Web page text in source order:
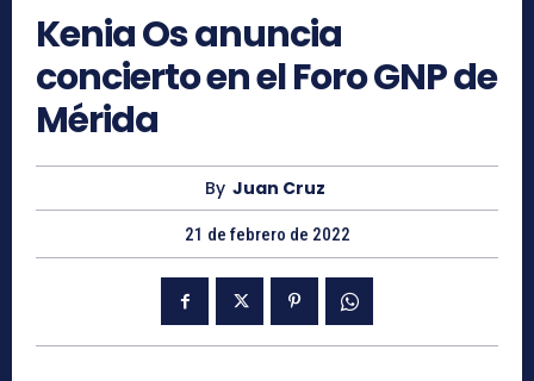
Kenia Os anuncia
concierto en el Foro GNP de
Mérida
By Juan Cruz
21 de febrero de 2022